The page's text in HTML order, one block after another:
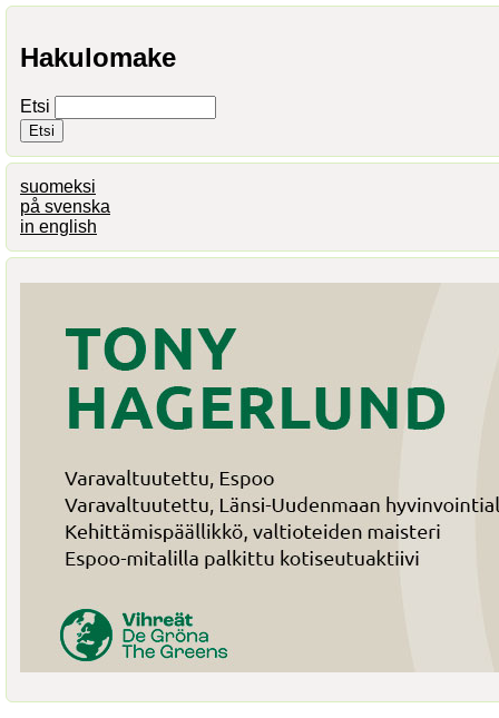
Hakulomake
Etsi
suomeksi
på svenska
in english